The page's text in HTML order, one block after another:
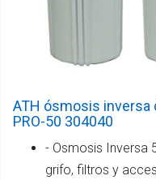
ATH ósmosis inversa
PRO-50 304040
- Osmosis Inversa
grifo, filtros y